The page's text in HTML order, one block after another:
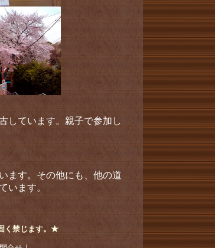
しています。親子で参加し
ます。その他にも、他の道
います。
く禁じます。★